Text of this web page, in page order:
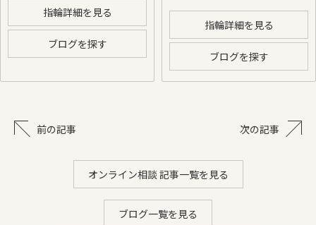
指輪詳細を見る
ブログを探す
指輪詳細を見る
ブログを探す
前の記事 次の記事
オンライン相談 記事一覧を見る
ブログ一覧を見る